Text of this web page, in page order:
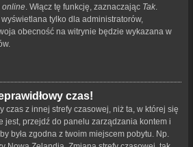
online . Włącz tę funkcję, zaznaczając Tak
tylko dla administratorów,
obecność na witrynie będzie wykazana w
czas!
czas z innej strefy czasowej, niż ta, w której się
jest, przejdź do panelu zarządzania kontem i
była zgodna z twoim miejscem pobytu. Np.